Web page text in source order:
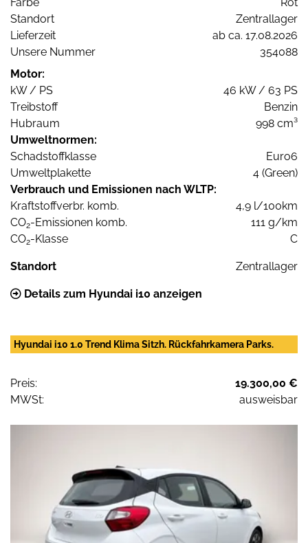
Standort
Zentrallager
Lieferzeit
ab ca. 17.08.2026
Unsere Nummer
354088
Motor:
kW / PS
46 kW / 63 PS
Treibstoff
Benzin
Hubraum
998 cm³
Umweltnormen:
Schadstoffklasse
Euro6
Umweltplakette
4 (Green)
Verbrauch und Emissionen nach WLTP:
Kraftstoffverbr. komb.
4,9 l/100km
CO2-Emissionen komb.
111 g/km
CO2-Klasse C
Standort Zentrallager
Details zum Hyundai i10 anzeigen
Hyundai i10 1.0 Trend Klima Sitzh. Rückfahrkamera Parks.
Preis:
19.300,00 €
MWSt:
ausweisbar